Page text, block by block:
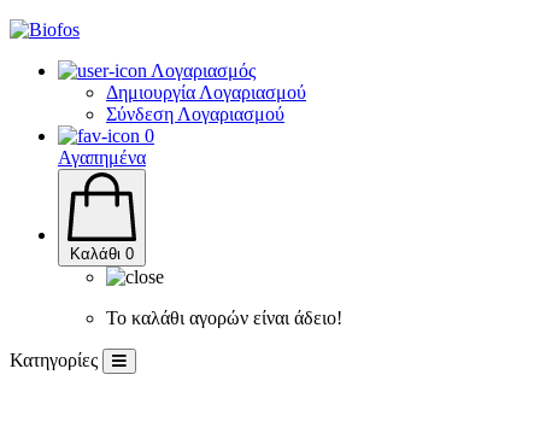
Λογαριασμός
Δημιουργία Λογαριασμού
Σύνδεση Λογαριασμού
0
Αγαπημένα
Καλάθι 0
Το καλάθι αγορών είναι άδειο!
Κατηγορίες